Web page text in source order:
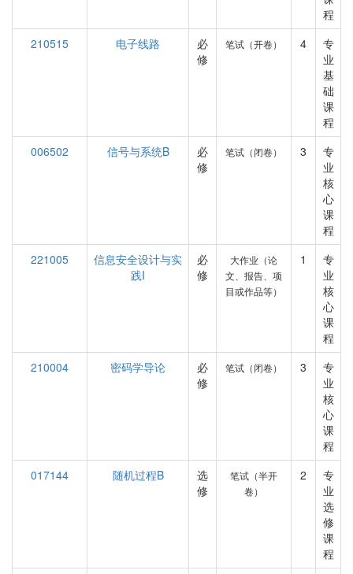
程
210515
电子线路
必
修
笔试（开卷） 4
专
业
基
础
课
程
006502
信号与系统B
必
修
笔试（闭卷） 3
专
业
核
心
课
程
221005
信息安全设计与实
践I
必
修
大作业（论
文、报告、项
目或作品等）
1
专
业
核
心
课
程
210004
密码学导论
必
修
笔试（闭卷） 3
专
业
核
心
课
程
017144
随机过程B
选
修
笔试（半开
卷）
2
专
业
选
修
课
程